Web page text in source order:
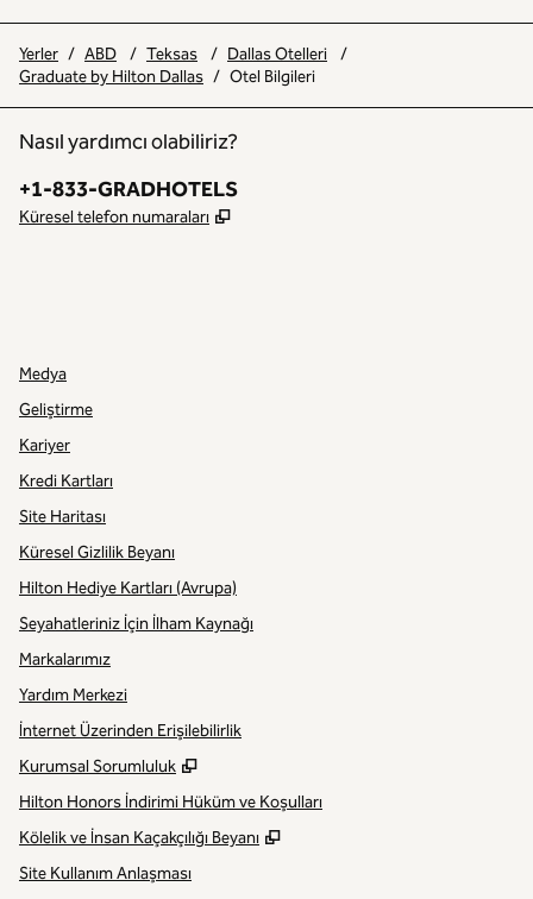
Yerler / ABD / Teksas / Dallas Otelleri
/
Graduate by Hilton Dallas / Otel Bilgileri
Nasıl yardımcı olabiliriz?
Telefon:
+1-833-GRADHOTELS
Küresel telefon numaraları ,
Medya
Geliştirme
Kariyer
Kredi Kartları
Site Haritası
Küresel Gizlilik Beyanı
Hilton Hediye Kartları (Avrupa)
Seyahatleriniz İçin İlham Kaynağı
Markalarımız
Yardım Merkezi
İnternet Üzerinden Erişilebilirlik
Kurumsal Sorumluluk
,
Hilton Honors İndirimi Hüküm ve Koşulları
Kölelik ve İnsan Kaçakçılığı Beyanı
,
Site Kullanım Anlaşması